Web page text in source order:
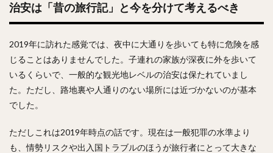
治安は「昔の旅行記」と今を分けて考えるべき
2019年に訪れた感覚では、夜中に大通りを歩いても特に危険を感
じることはありませんでした。子連れの家族が深夜に外を歩いて
いるくらいで、一般的な観光地レベルの治安は保たれていまし
た。ただし、路地裏や人通りのない場所には近づかないのが基本
でした。
ただしこれは2019年時点の話です。現在は一般犯罪の水準より
も、情勢リスクや出入国トラブルのほうが旅行者にとって大きな